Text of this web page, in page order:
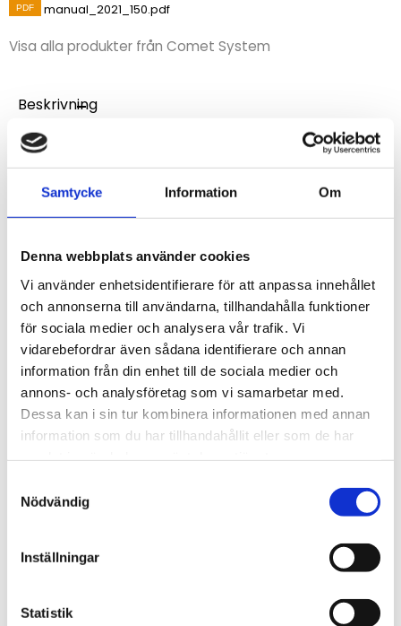
Samtycke Information Om
Denna webbplats använder cookies
Vi använder enhetsidentifierare för att anpassa innehållet
och annonserna till användarna, tillhandahålla funktioner
för sociala medier och analysera vår trafik. Vi
vidarebefordrar även sådana identifierare och annan
information från din enhet till de sociala medier och
annons- och analysföretag som vi samarbetar med.
Dessa kan i sin tur kombinera informationen med annan
information som du har tillhandahållit eller som de har
Nödvändig
Inställningar
Statistik
manual_2021_150.pdf
Visa alla produkter från Comet System
Beskrivning
Insticksgivare för temperatur Pt1000.
Universal temperaturgivare med kabel 1 meter.
Med kontaktdon typ Cinch för anslutning till
handinstrumenten i serien Commeter.
Givaren är ej vattentålig.
STÄLL EN FRÅGA OM PRODUKTEN
Omdömen
Du